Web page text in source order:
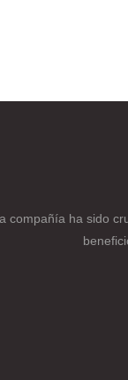
compañía ha sido